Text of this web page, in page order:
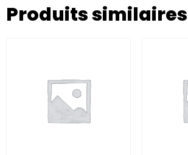
Produits similaires